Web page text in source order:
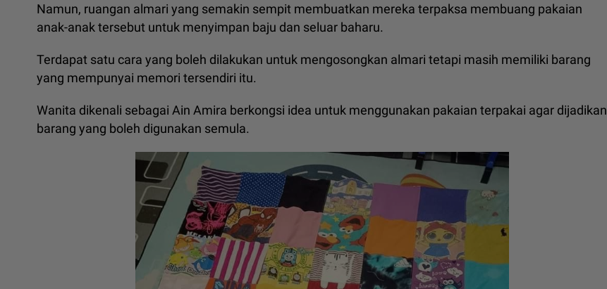
Namun, ruangan almari yang semakin sempit membuatkan mereka terpaksa membuang pakaian
anak-anak tersebut untuk menyimpan baju dan seluar baharu.
Terdapat satu cara yang boleh dilakukan untuk mengosongkan almari tetapi masih memiliki barang
yang mempunyai memori tersendiri itu.
Wanita dikenali sebagai Ain Amira berkongsi idea untuk menggunakan pakaian terpakai agar dijadikan
barang yang boleh digunakan semula.